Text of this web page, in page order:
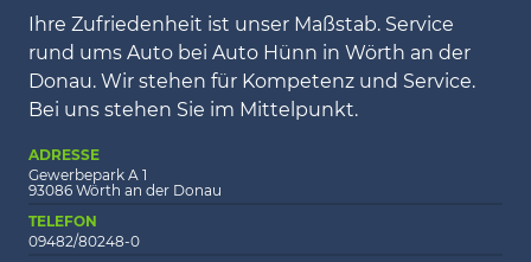
Ihre Zufriedenheit ist unser Maßstab. Service
rund ums Auto bei Auto Hünn in Wörth an der
Donau. Wir stehen für Kompetenz und Service.
Bei uns stehen Sie im Mittelpunkt.
ADRESSE
Gewerbepark A 1
93086 Wörth an der Donau
TELEFON
09482/80248-0